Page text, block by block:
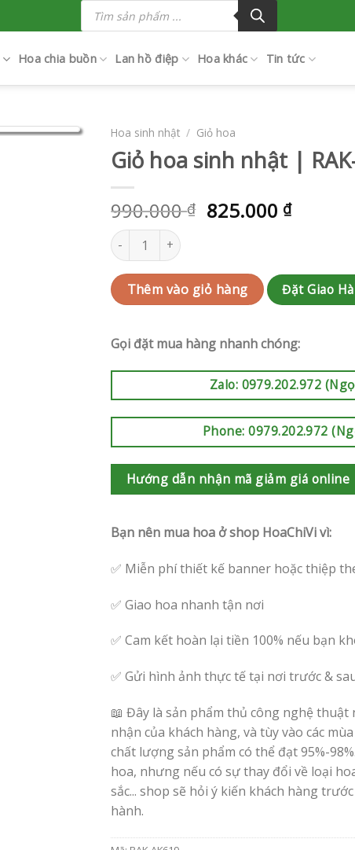
Tìm
kiếm
phẩm
Hoa chia buồn Lan hồ điệp Hoa khác Tin tức
Hoa sinh nhật / Giỏ hoa
Giỏ hoa sinh nhật |
990.000₫ 825.000 ₫
Giỏ hoa sinh nhật | RAK-AK619 số lượng
Thêm vào giỏ hàng Đặt Giao
Gọi đặt mua hàng nhanh chóng:
Zalo: 0979.202.972
Phone: 0979.202.972
Hướng dẫn nhận mã giảm giá online
Bạn nên mua hoa ở shop HoaChiVi vì:
✅ Miễn phí thiết kế banner hoặc thiệp
✅ Giao hoa nhanh tận nơi
✅ Cam kết hoàn lại tiền 100% nếu bạn
✅ Gửi hình ảnh thực tế tại nơi trước &
📖 Đây là sản phẩm thủ công nghệ thuật
nhận của khách hàng, và tùy vào các
chất lượng sản phẩm có thể đạt 95%-
hoa, nhưng nếu có sự thay đổi về loại
sắc... shop sẽ hỏi ý kiến khách hàng
hành.